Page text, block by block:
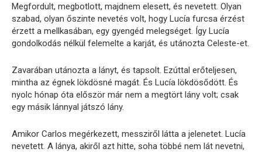
Megfordult, megbotlott, majdnem elesett, és nevetett. Olyan
szabad, olyan őszinte nevetés volt, hogy Lucía furcsa érzést
érzett a mellkasában, egy gyengéd melegséget. Így Lucía
gondolkodás nélkül felemelte a karját, és utánozta Celeste-et.
Zavarában utánozta a lányt, és tapsolt. Ezúttal erőteljesen,
mintha az égnek lökdösné magát. És Lucía lökdösődött. És
nyolc hónap óta először már nem a megtört lány volt; csak
egy másik lánnyal játszó lány.
Amikor Carlos megérkezett, messziről látta a jelenetet. Lucía
nevetett. A lánya, akiről azt hitte, soha többé nem lát nevetni,